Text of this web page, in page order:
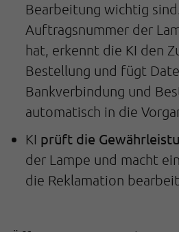
Bearbeitung wichtig
Auftragsnummer der
hat, erkennt die KI den
Bestellung und fügt
Bankverbindung und
automatisch in die
KI prüft die
der Lampe und macht
die Reklamation